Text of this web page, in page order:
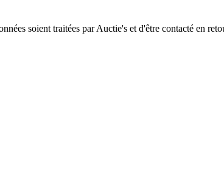
soient traitées par Auctie's et d'être contacté en